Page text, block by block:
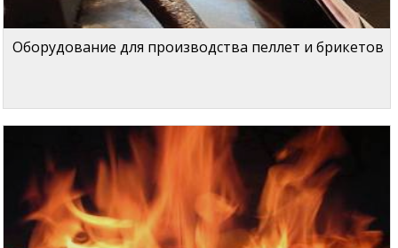
Оборудование для производства пеллет и брикетов